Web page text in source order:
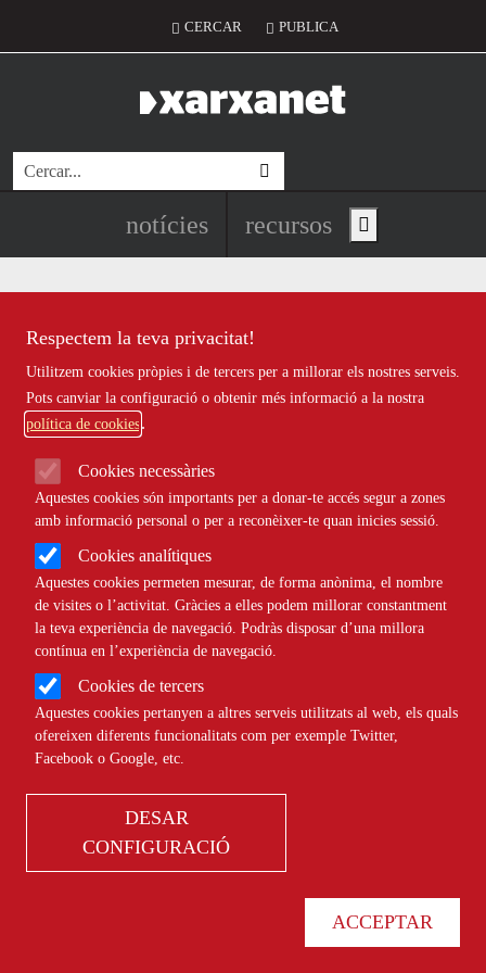
Respectem la teva privacitat!
Utilitzem cookies pròpies i de tercers per a millorar els nostres serveis.
Pots canviar la configuració o obtenir més informació a la nostra
política de cookies
Cookies necessàries
Aquestes cookies són importants per a donar-te accés segur a zones
amb informació personal o per a reconèixer-te quan inicies sessió.
Cookies analítiques
Aquestes cookies permeten mesurar, de forma anònima, el nombre
de visites o l’activitat. Gràcies a elles podem millorar constantment
la teva experiència de navegació. Podràs disposar d’una millora
contínua en l’experiència de navegació.
Cookies de tercers
Aquestes cookies pertanyen a altres serveis utilitzats al web, els quals
ofereixen diferents funcionalitats com per exemple Twitter,
Facebook o Google, etc.
DESAR
CONFIGURACIÓ
ACCEPTAR
Menú del compte d'usuari
CERCAR PUBLICA
Cerca
Navegació principal de
notícies recursos Show main menu
Recursos
Tots Econòmic Jurídic Projectes Tecnològic
Formació | Finançament
Assessorament
Biblioteca
Baròmetre del Tercer Sector
Social: edició 2020: Baròmetre
de l’àrea metropolitana de